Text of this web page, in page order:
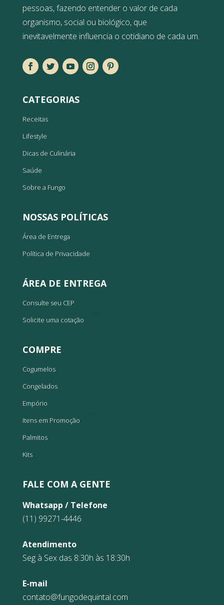
pessoas, fazendo entender o valor de cada
organismo, social ou biológico, que
inevitavelmente influencia o cotidiano de cada um.
CATEGORIAS
Receitas
Lifestyle
Dicas de Culinária
Saúde
Sobre a Fungo
NOSSAS POLÍTICAS
Área de Entrega
Política de Privacidade
ÁREA DE ENTREGA
Consulte seu CEP
Solicite uma cotação
COMPRE
Cogumelos
Congelados
Empório
Itens em Promoção
Palmitos
Kits
FALE COM A GENTE
Whatsapp / Telefone
(11) 99271-4446
Atendimento
Seg à Sex das 8:30h às 18:30h
E-mail
contato@fungodequintal.com